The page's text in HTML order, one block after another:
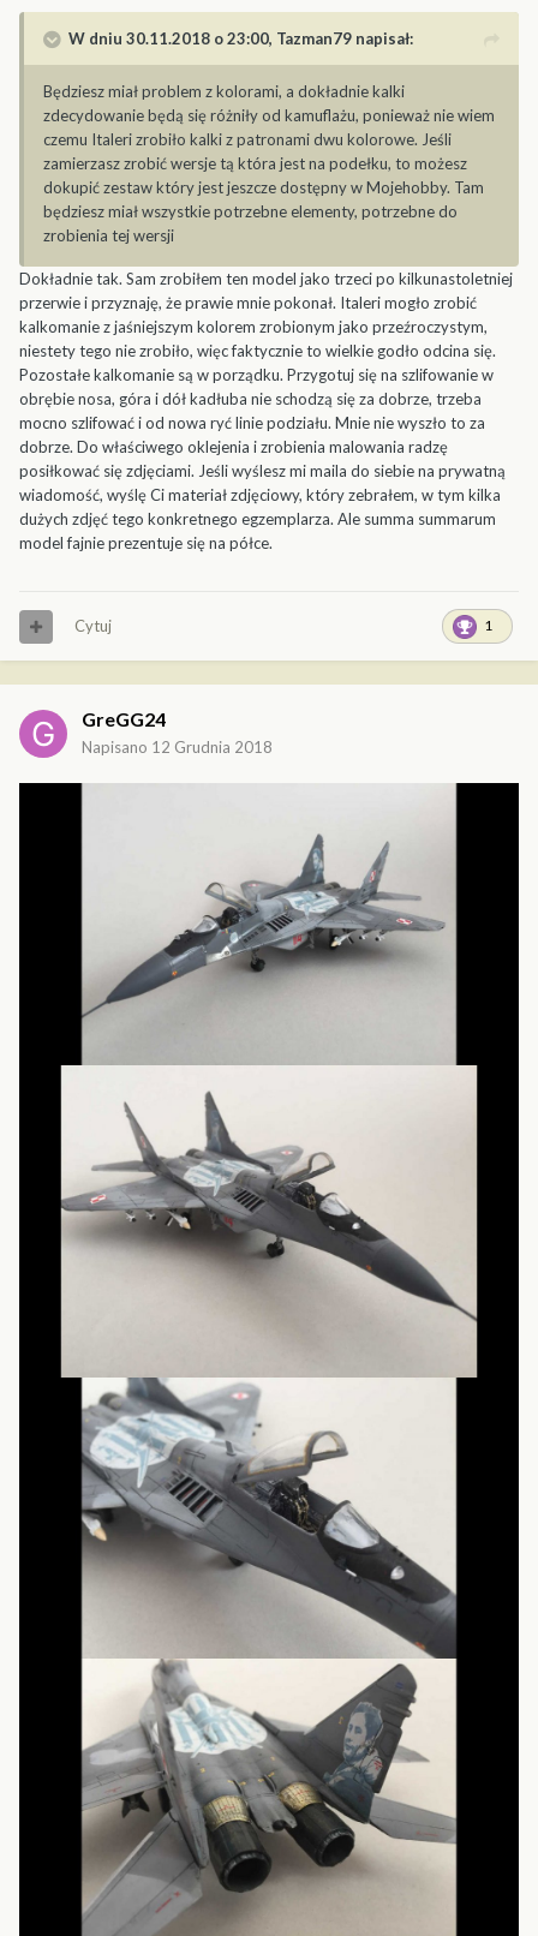
W dniu 30.11.2018 o 23:00, Tazman79 napisał:
Będziesz miał problem z kolorami, a dokładnie kalki
zdecydowanie będą się różniły od kamuflażu, ponieważ nie wiem
czemu Italeri zrobiło kalki z patronami dwu kolorowe. Jeśli
zamierzasz zrobić wersje tą która jest na podełku, to możesz
dokupić zestaw który jest jeszcze dostępny w Mojehobby. Tam
będziesz miał wszystkie potrzebne elementy, potrzebne do
zrobienia tej wersji
Dokładnie tak. Sam zrobiłem ten model jako trzeci po kilkunastoletniej
przerwie i przyznaję, że prawie mnie pokonał. Italeri mogło zrobić
kalkomanie z jaśniejszym kolorem zrobionym jako przeźroczystym,
niestety tego nie zrobiło, więc faktycznie to wielkie godło odcina się.
Pozostałe kalkomanie są w porządku. Przygotuj się na szlifowanie w
obrębie nosa, góra i dół kadłuba nie schodzą się za dobrze, trzeba
mocno szlifować i od nowa ryć linie podziału. Mnie nie wyszło to za
dobrze. Do właściwego oklejenia i zrobienia malowania radzę
posiłkować się zdjęciami. Jeśli wyślesz mi maila do siebie na prywatną
wiadomość, wyślę Ci materiał zdjęciowy, który zebrałem, w tym kilka
dużych zdjęć tego konkretnego egzemplarza. Ale summa summarum
model fajnie prezentuje się na półce.
1
Cytuj
GreGG24
Napisano 12 Grudnia 2018